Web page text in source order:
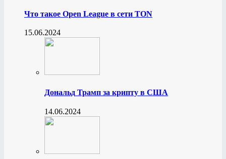
Что такое Open League в сети TON
15.06.2024
Дональд Трамп за крипту в США
14.06.2024